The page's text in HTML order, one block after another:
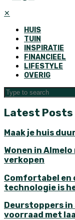
✕
HUIS
TUIN
INSPIRATIE
FINANCIEEL
LIFESTYLE
OVERIG
Latest Posts
Maak je huis
Wonen in
verkopen
Comfortabel en
technologie is
Deurstoppers in
voorraad met